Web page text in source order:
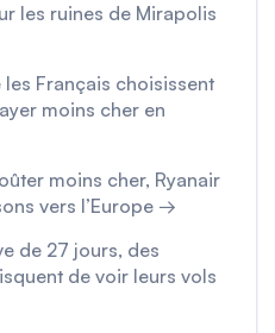
les ruines de Mirapolis
Français choisissent
moins cher en
moins cher, Ryanair
vers l’Europe →
de 27 jours, des
de voir leurs vols